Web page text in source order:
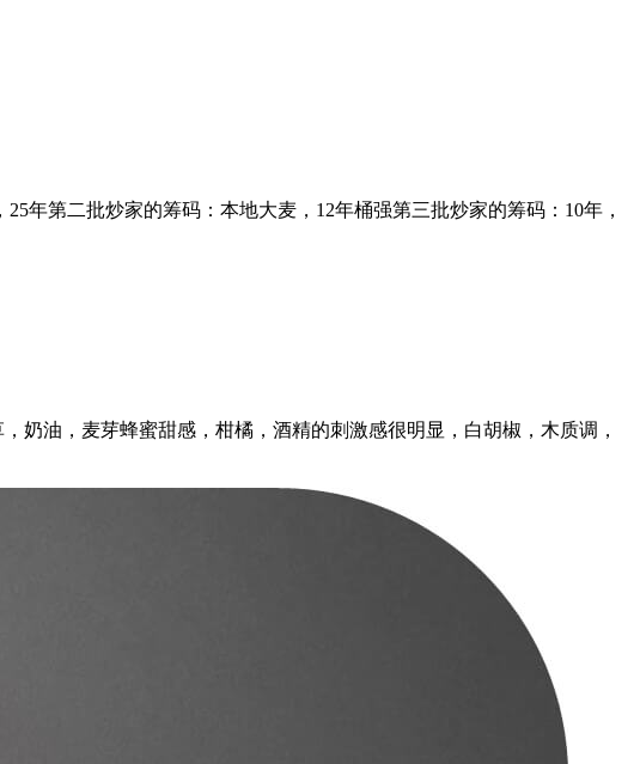
年第二批炒家的筹码：本地大麦，12年桶强第三批炒家的筹码：10年，
奶油，麦芽蜂蜜甜感，柑橘，酒精的刺激感很明显，白胡椒，木质调，